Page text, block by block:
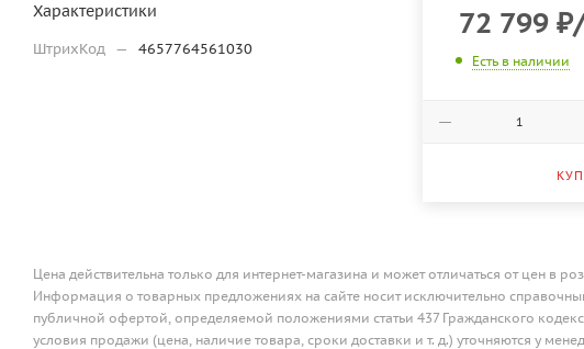
Характеристики
ШтрихКод — 4657764561030
72 799₽
Есть в наличии
Цена действительна только для интернет-магазина и может отличаться от цен в
Информация о товарных предложениях на сайте носит исключительно
публичной офертой, определяемой положениями статьи 437 Гражданского
условия продажи (цена, наличие товара, сроки доставки и т. д.) уточняются у